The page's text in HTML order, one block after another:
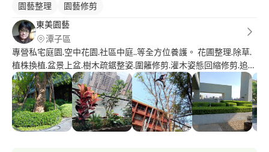
園藝整理
園藝修剪
東美園藝
潭子區
專營私宅庭園.空中花園.社區中庭..等全方位養護。 花圃整理.除草.
植株換植.盆景上盆.樹木疏鋸整姿.圍籬修剪.灌木姿態回縮修剪.追
肥.病蟲害防治.營養劑澆灌噴灑...。